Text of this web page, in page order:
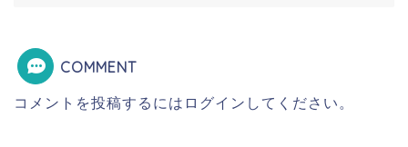
COMMENT
コメントを投稿するには ログイン してください。